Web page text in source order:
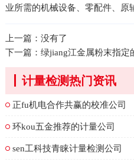
业所需的机械设备、零配件、原
上一篇：没有了
下一篇： 绿jiang江金属粉末指定
计量检测热门资讯
正fu机电合作共赢的校准公司
环kou五金推荐的计量公司
sen工科技青睐计量检测公司